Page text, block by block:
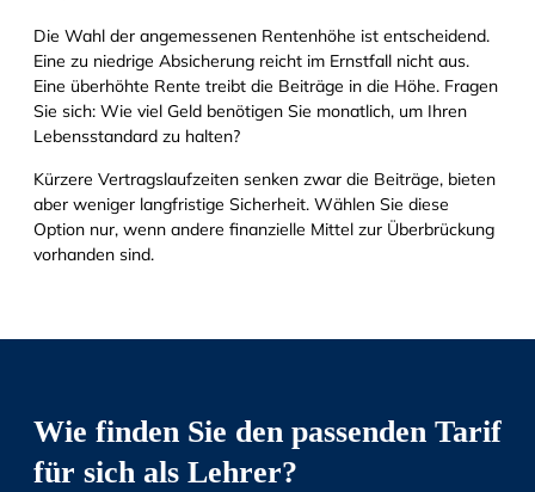
Die Wahl der angemessenen Rentenhöhe ist entscheidend.
Eine zu niedrige Absicherung reicht im Ernstfall nicht aus.
Eine überhöhte Rente treibt die Beiträge in die Höhe. Fragen
Sie sich: Wie viel Geld benötigen Sie monatlich, um Ihren
Lebensstandard zu halten?
Kürzere Vertragslaufzeiten senken zwar die Beiträge, bieten
aber weniger langfristige Sicherheit. Wählen Sie diese
Option nur, wenn andere finanzielle Mittel zur Überbrückung
vorhanden sind.
Wie finden Sie den passenden Tarif
für sich als Lehrer?